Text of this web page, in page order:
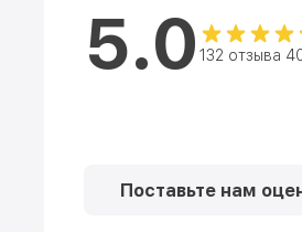
5.0 132 отзыва
Поставьте нам